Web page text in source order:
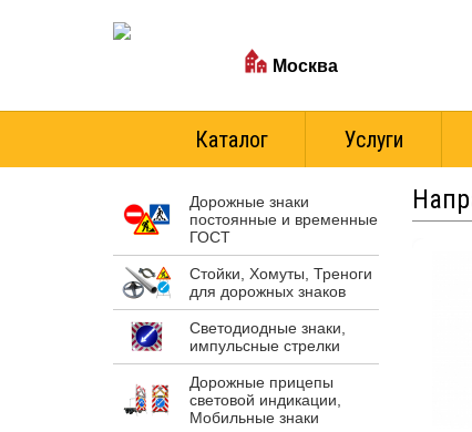
Москва
Каталог Услуги
Дорожные знаки
постоянные и временные
ГОСТ
Стойки, Хомуты, Треноги
для дорожных знаков
Светодиодные знаки,
импульсные стрелки
Дорожные прицепы
световой индикации,
Мобильные знаки